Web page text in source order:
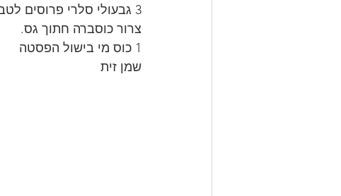
3 גבעולי סלרי פרוסים לטבעות.
צרור כוסברה חתוך גס.
1 כוס מי בישול הפסטה
שמן זית